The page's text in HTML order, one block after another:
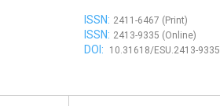
ISSN: 2411-6467 (Print)
ISSN: 2413-9335 (Online)
DOI: 10.31618/ESU.2413-9335